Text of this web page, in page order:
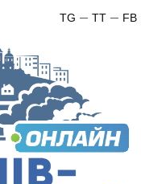
FB
TT
TG